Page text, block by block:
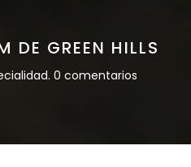
DE GREEN HILLS
0 comentarios